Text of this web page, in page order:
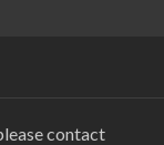
contact